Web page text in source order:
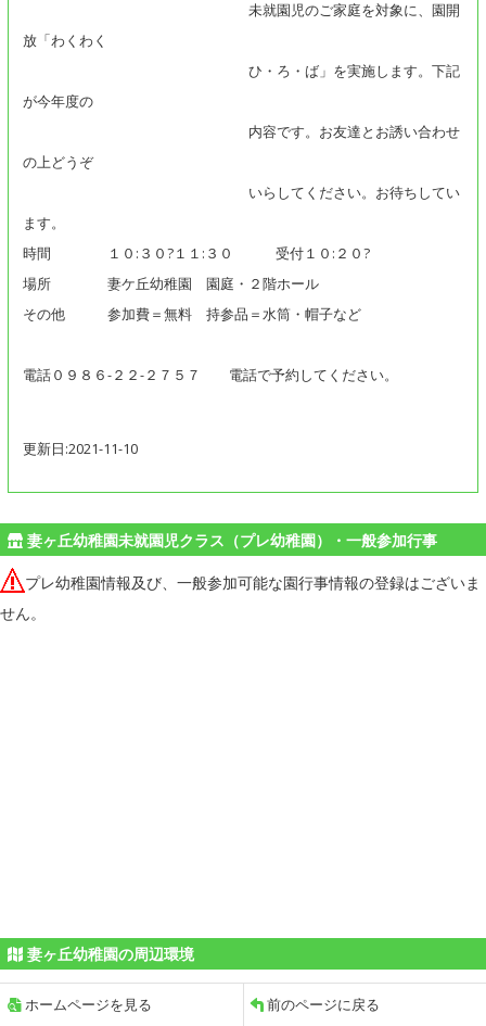
未就園児のご家庭を対象に、園開
放「わくわく
ひ・ろ・ば」を実施します。下記
が今年度の
内容です。お友達とお誘い合わせ
の上どうぞ
いらしてください。お待ちしてい
ます。
時間 １０:３０?１１:３０ 受付１０:２０?
場所 妻ケ丘幼稚園 園庭・２階ホール
その他 参加費＝無料 持参品＝水筒・帽子など
電話０９８６-２２-２７５７ 電話で予約してください。
更新日:2021-11-10
妻ヶ丘幼稚園未就園児クラス（プレ幼稚園）・一般参加行事
プレ幼稚園情報及び、一般参加可能な園行事情報の登録はございま
せん。
妻ヶ丘幼稚園の周辺環境
ホームページを見る 前のページに戻る